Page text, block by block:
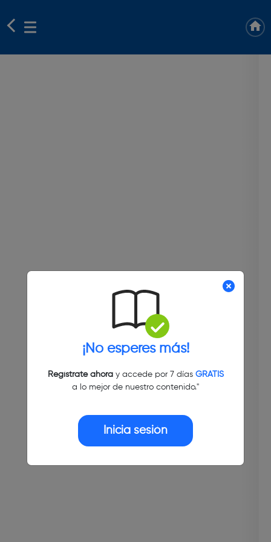
¡No esperes más!
Regístrate ahoray accede por 7 días GRATIS
a lo mejor de nuestro contenido."
Inicia sesión